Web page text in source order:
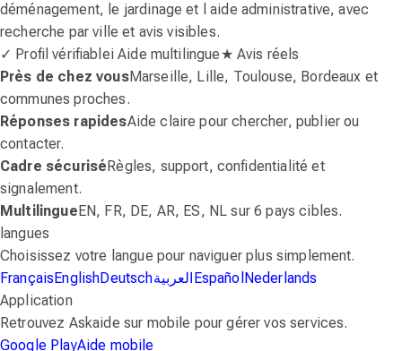
déménagement, le jardinage et l aide administrative, avec
recherche par ville et avis visibles.
✓ Profil vérifiablei Aide multilingue★ Avis réels
Près de chez vousMarseille, Lille, Toulouse, Bordeaux et
communes proches.
Réponses rapidesAide claire pour chercher, publier ou
contacter.
Cadre sécuriséRègles, support, confidentialité et
signalement.
MultilingueEN, FR, DE, AR, ES, NL sur 6 pays cibles.
langues
Choisissez votre langue pour naviguer plus simplement.
FrançaisEnglishDeutschالعربيةEspañol Nederlands
Application
Retrouvez Askaide sur mobile pour gérer vos services.
Google PlayAide mobile